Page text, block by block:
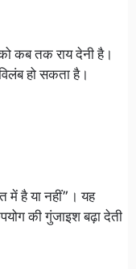
कब तक राय देनी है।
हो सकता है।
में है या नहीं”। यह
की गुंजाइश बढ़ा देती